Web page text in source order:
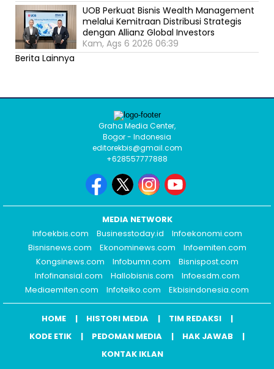
UOB Perkuat Bisnis Wealth Management
melalui Kemitraan Distribusi Strategis
dengan Allianz Global Investors
Kam, Ags 6 2026 06:39
Berita Lainnya
Graha Media Center,
Bogor - Indonesia
editorekbis@gmail.com
+628557777888
MEDIA NETWORK
Infoekbis.com
Businesstoday.id
Infoekonomi.com
Bisnisnews.com
Ekonominews.com
Infoemiten.com
Kongsinews.com
Infobumn.com
Bisnispost.com
Infofinansial.com
Hallobisnis.com
Infoesdm.com
Mediaemiten.com
Infotelko.com Ekbisindonesia.com
HOME HISTORI MEDIA
TIM REDAKSI
KODE ETIK
PEDOMAN MEDIA
HAK JAWAB
KONTAK IKLAN